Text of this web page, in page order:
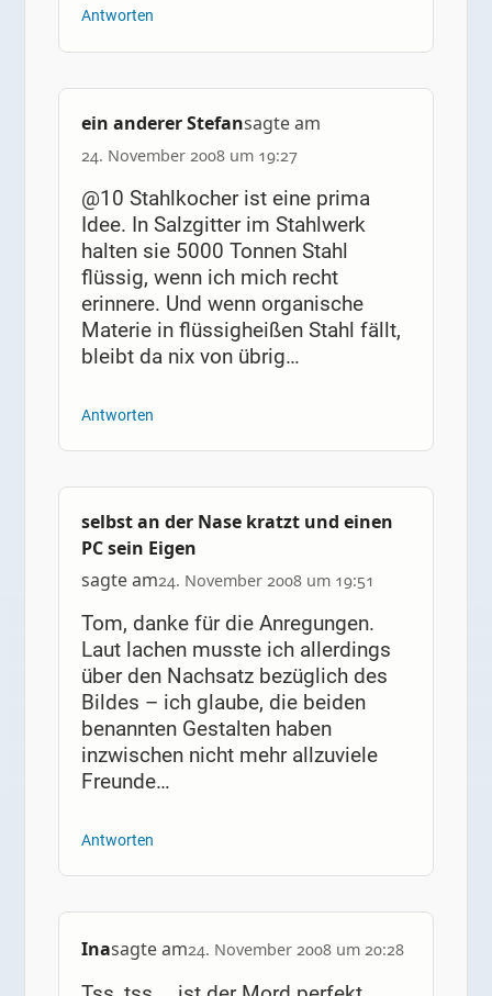
Antworten
ein anderer Stefansagte am
24. November 2008 um 19:27
@10 Stahlkocher ist eine prima
Idee. In Salzgitter im Stahlwerk
halten sie 5000 Tonnen Stahl
flüssig, wenn ich mich recht
erinnere. Und wenn organische
Materie in flüssigheißen Stahl fällt,
bleibt da nix von übrig…
Antworten
selbst an der Nase kratzt und einen
PC sein Eigen
sagte am24. November 2008 um 19:51
Tom, danke für die Anregungen.
Laut lachen musste ich allerdings
über den Nachsatz bezüglich des
Bildes – ich glaube, die beiden
benannten Gestalten haben
inzwischen nicht mehr allzuviele
Freunde…
Antworten
Inasagte am24. November 2008 um 20:28